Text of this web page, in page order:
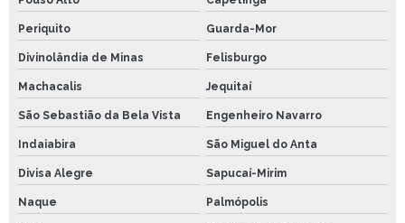
Periquito Guarda-Mor
Divinolândia de Minas Felisburgo
Machacalis Jequitaí
São Sebastião da Bela Vista Engenheiro Navarro
Indaiabira São Miguel do Anta
Divisa Alegre Sapucaí-Mirim
Naque Palmópolis